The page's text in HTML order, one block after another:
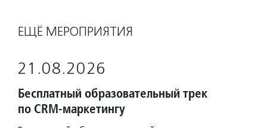
ЕЩЁ МЕРОПРИЯТИЯ
21.08.2026
Бесплатный образовательный трек
по CRM-маркетингу